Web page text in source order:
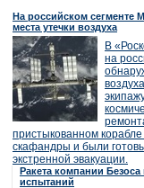
На российском сегменте
места утечки воздуха
В
на
пристыкованном
скафандры и были
экстренной эвакуации.
Ракета компании
испытаний